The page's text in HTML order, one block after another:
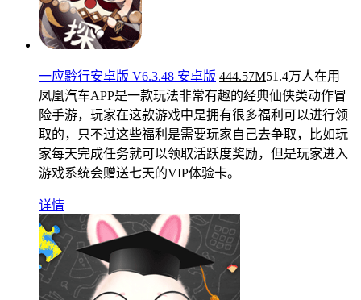
一应黔行安卓版 V6.3.48 安卓版 444.57M51.4万人在用
凤凰汽车APP是一款玩法非常有趣的经典仙侠类动作冒
险手游，玩家在这款游戏中是拥有很多福利可以进行领
取的，只不过这些福利是需要玩家自己去争取，比如玩
家每天完成任务就可以领取活跃度奖励，但是玩家进入
游戏系统会赠送七天的VIP体验卡。
详情